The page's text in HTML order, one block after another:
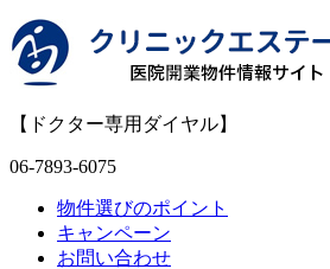
【ドクター専用ダイヤル】
06-7893-6075
物件選びのポイント
キャンペーン
お問い合わせ